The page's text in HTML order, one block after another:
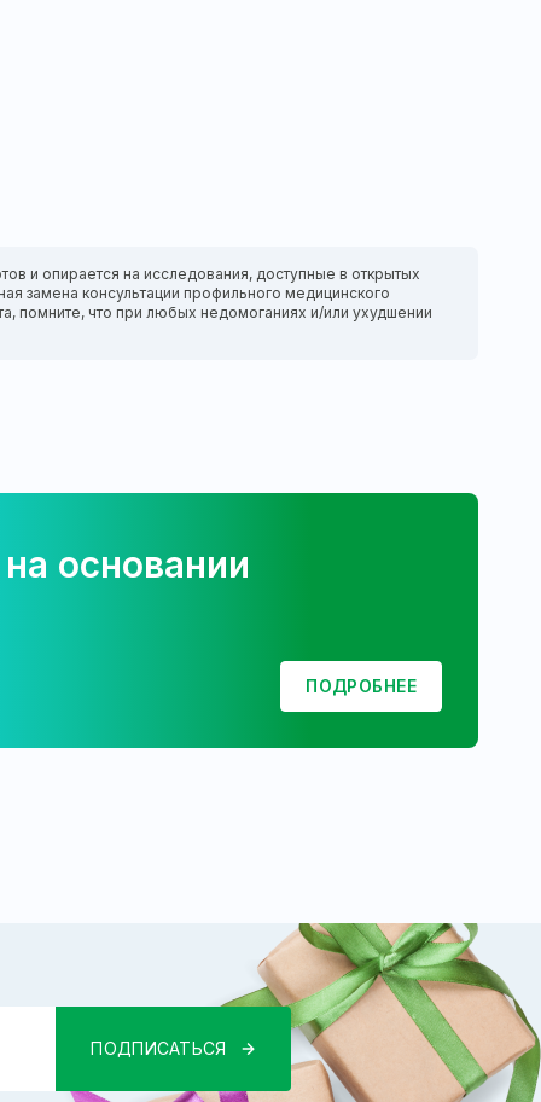
и опирается на исследования, доступные в открытых
замена консультации профильного медицинского
помните, что при любых недомоганиях и/или ухудшении
основании
ПОДРОБНЕЕ